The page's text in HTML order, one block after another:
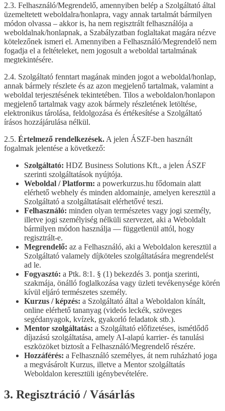
2.3. Felhasználó/Megrendelő, amennyiben belép a Szolgáltató által
üzemeltetett weboldalra/honlapra, vagy annak tartalmát bármilyen
módon olvassa – akkor is, ha nem regisztrált felhasználója a
weboldalnak/honlapnak, a Szabályzatban foglaltakat magára nézve
kötelezőnek ismeri el. Amennyiben a Felhasználó/Megrendelő nem
fogadja el a feltételeket, nem jogosult a weboldal tartalmának
megtekintésére.
2.4. Szolgáltató fenntart magának minden jogot a weboldal/honlap,
annak bármely részlete és az azon megjelenő tartalmak, valamint a
weboldal terjesztésének tekintetében. Tilos a weboldalon/honlapon
megjelenő tartalmak vagy azok bármely részletének letöltése,
elektronikus tárolása, feldolgozása és értékesítése a Szolgáltató
írásos hozzájárulása nélkül.
2.5. Értelmező rendelkezések. A jelen ÁSZF-ben használt
fogalmak jelentése a következő:
Szolgáltató: HDZ Business Solutions Kft., a jelen ÁSZF
szerinti szolgáltatások nyújtója.
Weboldal / Platform: a powerkurzus.hu fődomain alatt
elérhető webhely és minden aldomainje, amelyen keresztül a
Szolgáltató a szolgáltatásait elérhetővé teszi.
Felhasználó: minden olyan természetes vagy jogi személy,
illetve jogi személyiség nélküli szervezet, aki a Weboldalt
bármilyen módon használja — függetlenül attól, hogy
regisztrált-e.
Megrendelő: az a Felhasználó, aki a Weboldalon keresztül a
Szolgáltató valamely díjköteles szolgáltatására megrendelést
ad le.
Fogyasztó: a Ptk. 8:1. § (1) bekezdés 3. pontja szerinti,
szakmája, önálló foglalkozása vagy üzleti tevékenysége körén
kívül eljáró természetes személy.
Kurzus / képzés: a Szolgáltató által a Weboldalon kínált,
online elérhető tananyag (videós leckék, szöveges
segédanyagok, kvízek, gyakorló feladatok stb.).
Mentor szolgáltatás: a Szolgáltató előfizetéses, ismétlődő
díjazású szolgáltatása, amely AI-alapú karrier- és tanulási
eszközöket biztosít a Felhasználó/Megrendelő részére.
Hozzáférés: a Felhasználó személyes, át nem ruházható joga
a megvásárolt Kurzus, illetve a Mentor szolgáltatás
Weboldalon keresztüli igénybevételére.
3. Regisztráció / Vásárlás